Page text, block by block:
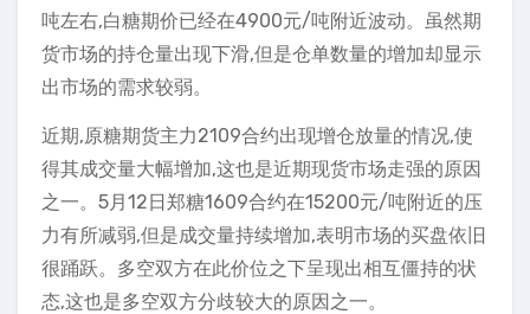
吨左右,白糖期价已经在4900元/吨附近波动。虽然期
货市场的持仓量出现下滑,但是仓单数量的增加却显示
出市场的需求较弱。
近期,原糖期货主力2109合约出现增仓放量的情况,使
得其成交量大幅增加,这也是近期现货市场走强的原因
之一。5月12日郑糖1609合约在15200元/吨附近的压
力有所减弱,但是成交量持续增加,表明市场的买盘依旧
很踊跃。多空双方在此价位之下呈现出相互僵持的状
态,这也是多空双方分歧较大的原因之一。